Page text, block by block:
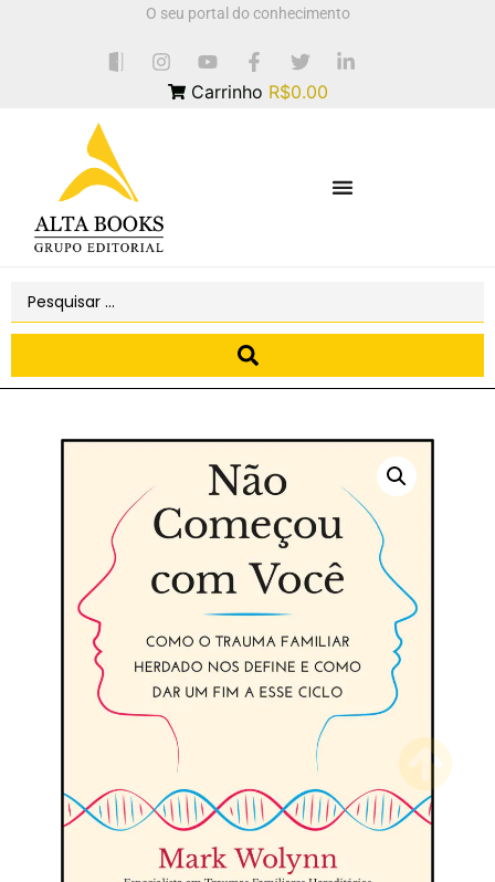
O seu portal do conhecimento
Carrinho R$0.00